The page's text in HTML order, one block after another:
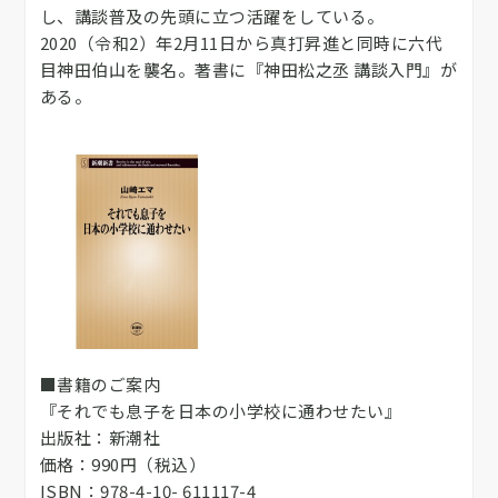
し、講談普及の先頭に立つ活躍をしている。
2020（令和2）年2月11日から真打昇進と同時に六代
目神田伯山を襲名。著書に『神田松之丞 講談入門』が
ある。
■書籍のご案内
『それでも息子を日本の小学校に通わせたい』
出版社：新潮社
価格：990円（税込）
ISBN：978-4-10- 611117-4